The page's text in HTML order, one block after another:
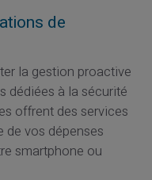
de
la gestion proactive
dédiées à la sécurité
offrent des services
de vos dépenses
smartphone ou